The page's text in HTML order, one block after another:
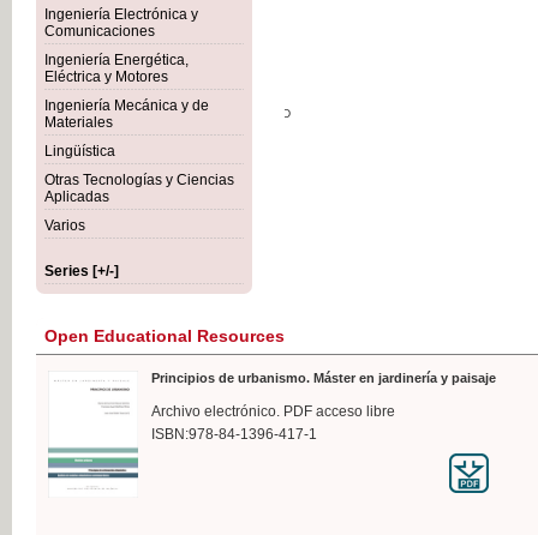
Ingeniería Electrónica y
Comunicaciones
Ingeniería Energética,
Eléctrica y Motores
Ingeniería Mecánica y de
Materiales
Lingüística
Otras Tecnologías y Ciencias
Aplicadas
Varios
Series [+/-]
Open Educational Resources
Principios de urbanismo. Máster en jardinería y paisaje
Archivo electrónico. PDF acceso libre
ISBN:978-84-1396-417-1